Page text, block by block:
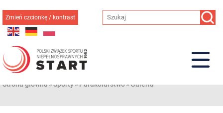
do
treści
Zmień czcionkę / kontrast
Strona główna»Sporty»Parakolarstwo»Galeria